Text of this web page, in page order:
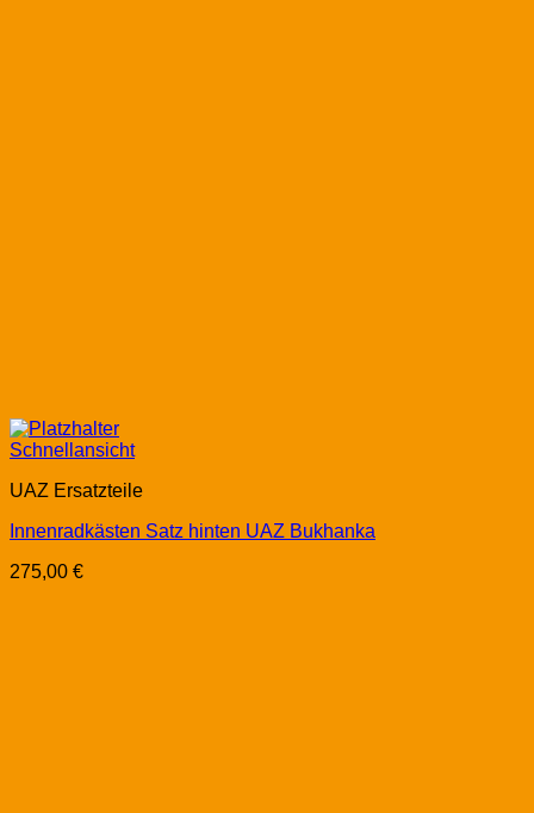
Schnellansicht
UAZ Ersatzteile
Innenradkästen Satz hinten UAZ Bukhanka
275,00 €